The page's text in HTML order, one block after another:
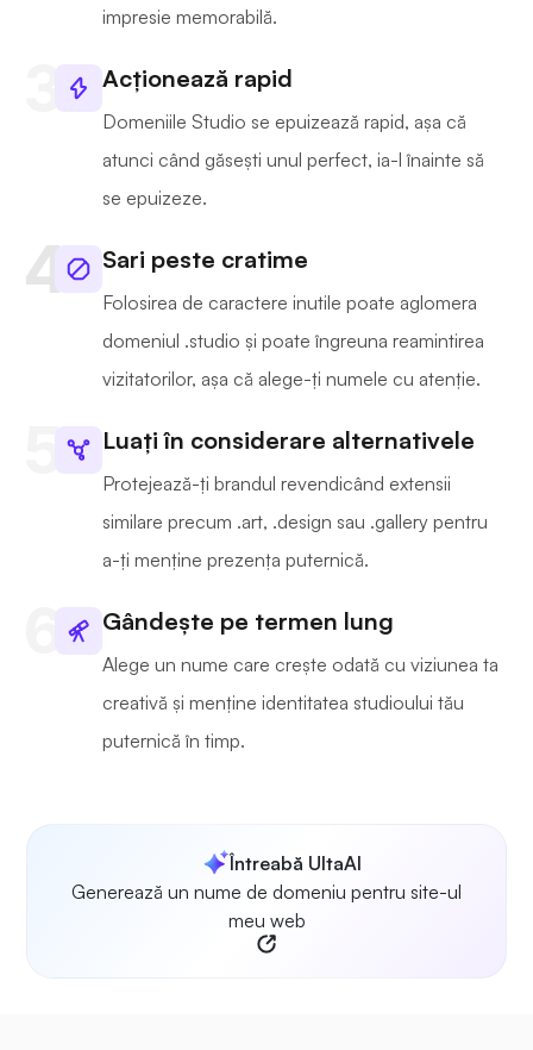
impresie memorabilă.
Acționează rapid
Domeniile Studio se epuizează rapid, așa că
atunci când găsești unul perfect, ia-l înainte să
se epuizeze.
Sari peste cratime
Folosirea de caractere inutile poate aglomera
domeniul .studio și poate îngreuna reamintirea
vizitatorilor, așa că alege-ți numele cu atenție.
Luați în considerare alternativele
Protejează-ți brandul revendicând extensii
similare precum .art, .design sau .gallery pentru
a-ți menține prezența puternică.
Gândește pe termen lung
Alege un nume care crește odată cu viziunea ta
creativă și menține identitatea studioului tău
puternică în timp.
Întreabă UltaAI
Generează un nume de domeniu pentru site-ul
meu web